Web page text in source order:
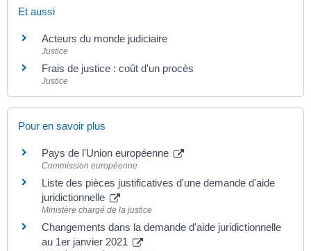
Et aussi
Acteurs du monde judiciaire
Justice
Frais de justice : coût d'un procès
Justice
Pour en savoir plus
Pays de l'Union européenne
Commission européenne
Liste des pièces justificatives d'une demande d'aide
juridictionnelle
Ministère chargé de la justice
Changements dans la demande d'aide juridictionnelle
au 1er janvier 2021